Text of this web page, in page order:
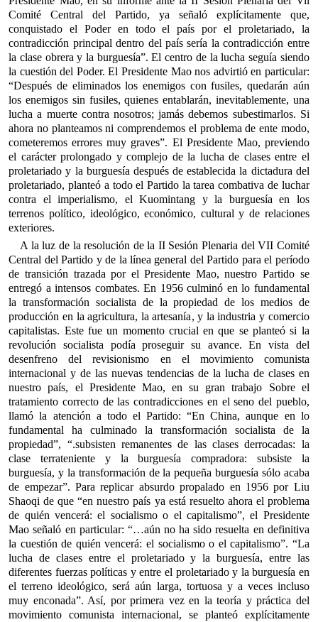
Comité Central del Partido, ya señaló explícitamente que,
conquistado el Poder en todo el país por el proletariado, la
contradicción principal dentro del país sería la contradicción entre
la clase obrera y la burguesía”. El centro de la lucha seguía siendo
la cuestión del Poder. El Presidente Mao nos advirtió en particular:
“Después de eliminados los enemigos con fusiles, quedarán aún
los enemigos sin fusiles, quienes entablarán, inevitablemente, una
lucha a muerte contra nosotros; jamás debemos subestimarlos. Si
ahora no planteamos ni comprendemos el problema de ente modo,
cometeremos errores muy graves”. El Presidente Mao, previendo
el carácter prolongado y complejo de la lucha de clases entre el
proletariado y la burguesía después de establecida la dictadura del
proletariado, planteó a todo el Partido la tarea combativa de luchar
contra el imperialismo, el Kuomintang y la burguesía en los
terrenos político, ideológico, económico, cultural y de relaciones
exteriores.
A la luz de la resolución de la II Sesión Plenaria del VII Comité
Central del Partido y de la línea general del Partido para el período
de transición trazada por el Presidente Mao, nuestro Partido se
entregó a intensos combates. En 1956 culminó en lo fundamental
la transformación socialista de la propiedad de los medios de
producción en la agricultura, la artesanía, y la industria y comercio
capitalistas. Este fue un momento crucial en que se planteó si la
revolución socialista podía proseguir su avance. En vista del
desenfreno del revisionismo en el movimiento comunista
internacional y de las nuevas tendencias de la lucha de clases en
nuestro país, el Presidente Mao, en su gran trabajo Sobre el
tratamiento correcto de las contradicciones en el seno del pueblo,
llamó la atención a todo el Partido: “En China, aunque en lo
fundamental ha culminado la transformación socialista de la
propiedad”, “.subsisten remanentes de las clases derrocadas: la
clase terrateniente y la burguesía compradora: subsiste la
burguesía, y la transformación de la pequeña burguesía sólo acaba
de empezar”. Para replicar absurdo propalado en 1956 por Liu
Shaoqi de que “en nuestro país ya está resuelto ahora el problema
de quién vencerá: el socialismo o el capitalismo”, el Presidente
Mao señaló en particular: “…aún no ha sido resuelta en definitiva
la cuestión de quién vencerá: el socialismo o el capitalismo”. “La
lucha de clases entre el proletariado y la burguesía, entre las
diferentes fuerzas políticas y entre el proletariado y la burguesía en
el terreno ideológico, será aún larga, tortuosa y a veces incluso
muy enconada”. Así, por primera vez en la teoría y práctica del
movimiento comunista internacional, se planteó explícitamente